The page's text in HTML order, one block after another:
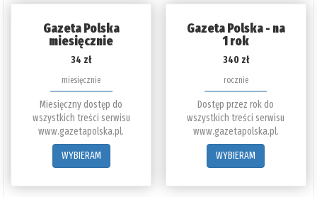
Gazeta Polska
miesięcznie
34 zł
miesięcznie
Miesięczny dostęp do
wszystkich treści serwisu
www.gazetapolska.pl.
WYBIERAM
Gazeta Polska - na
1 rok
340 zł
rocznie
Dostęp przez rok do
wszystkich treści serwisu
www.gazetapolska.pl.
WYBIERAM